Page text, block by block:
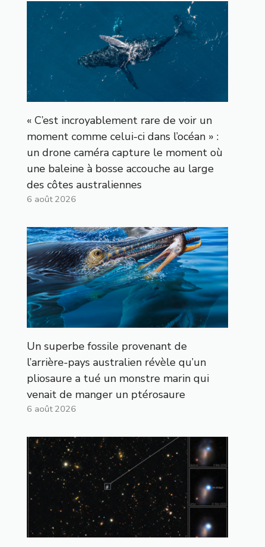
« C’est incroyablement rare de voir un
moment comme celui-ci dans l’océan » :
un drone caméra capture le moment où
une baleine à bosse accouche au large
des côtes australiennes
6 août 2026
Un superbe fossile provenant de
l’arrière-pays australien révèle qu’un
pliosaure a tué un monstre marin qui
venait de manger un ptérosaure
6 août 2026